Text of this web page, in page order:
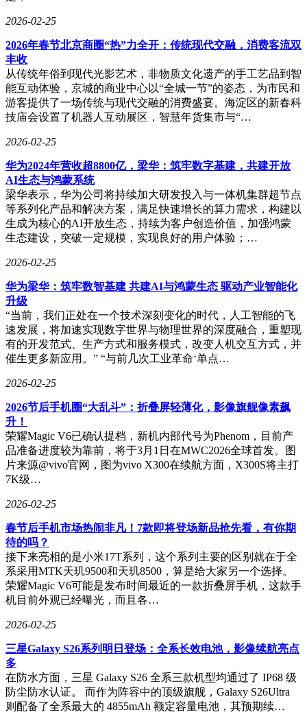
2026-02-25
2026年春节北京商圈“热”力全开：传统现代交融，消费客流双
丰收
从传统年俗到现代光影艺术，非物质文化遗产的手工艺品到智
能互动体验，京城的商业中心以“全城一节”的姿态，为市民和
游客提供了一场传统与现代交融的消费盛宴。海淀区的新春科
技庙会设置了机器人互动展区，智慧年货集市与“…
2026-02-25
华为2024年营收超8800亿，梁华：筑牢数字基建，共建开放
AI生态与鸿蒙系统
梁华表示，华为公司将持续加大研发投入与一体机集群超节点
等系列化产品和解决方案，满足快速增长的算力需求，构建以
生成为核心的AI开放生态，持续为客户创造价值，加强鸿蒙
生态建设，突破一定规模，实现良好的用户体验；…
2026-02-25
华为梁华：筑牢数智基建 共建AI与鸿蒙生态 驱动产业智能化
升级
“当前，我们正处在一个技术深刻变化的时代，人工智能的飞
速发展，将加速实现数字世界与物理世界的深度融合，重塑现
有的开发范式、生产方式和服务模式，改变人机交互方式，并
催生更多新应用。” “与前几次工业革命‘单点…
2026-02-25
2026节后手机圈“大乱斗”：折叠屏轻薄化，影像旗舰像素飙
升！
荣耀Magic V6已确认提档，新机内部代号为Phenom，目前产
品准备进度较为靠前，将于3月1日在MWC2026全球首发。图
片来源@vivo官网，图为vivo X300在续航方面，X300S将主打
7K级…
2026-02-25
春节后手机市场热闹非凡！7款即将登场新品抢先看，有你期
待的吗？
接下来亮相的是小米17T系列，这个系列主要的区别就在于全
系采用MTK天玑9500和天玑8500，算是给大家另一个选择。
荣耀Magic V6可能是发布时间最近的一款折叠屏手机，这款手
机目前外观已经曝光，而且各…
2026-02-25
三星Galaxy S26系列明日登场：全系长效电池，影像续航亮点
多
在防水方面，三星 Galaxy S26 全系三款机型均通过了 IP68 级
防尘防水认证。 而作为阵容中的顶级旗舰，Galaxy S26Ultra
则配备了全系最大的 4855mAh 额定容量电池，其预期续…